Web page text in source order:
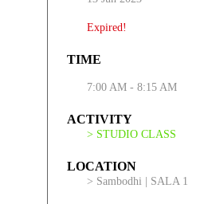
Expired!
TIME
7:00 AM - 8:15 AM
ACTIVITY
> STUDIO CLASS
LOCATION
> Sambodhi | SALA 1